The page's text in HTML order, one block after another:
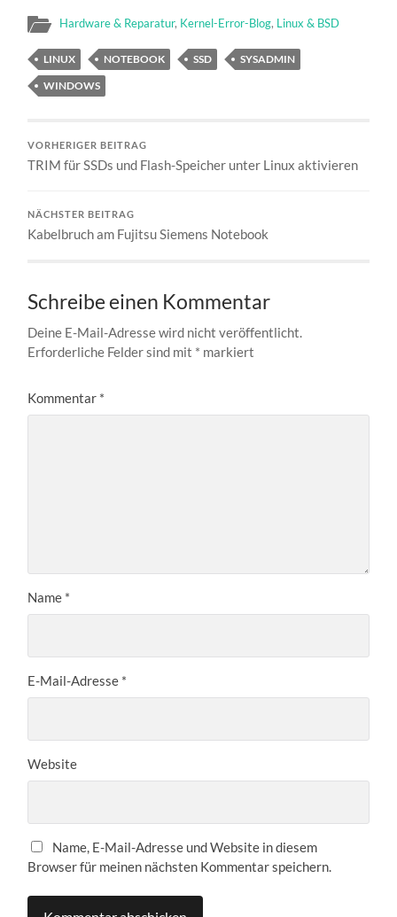
Hardware & Reparatur, Kernel-Error-Blog, Linux & BSD
LINUX NOTEBOOK SSD
SYSADMIN
WINDOWS
VORHERIGER BEITRAG
TRIM für SSDs und Flash-Speicher unter Linux aktivieren
NÄCHSTER BEITRAG
Kabelbruch am Fujitsu Siemens Notebook
Schreibe einen Kommentar
Deine E-Mail-Adresse wird nicht veröffentlicht.
Erforderliche Felder sind mit * markiert
Kommentar *
Name *
E-Mail-Adresse *
Website
Name, E-Mail-Adresse und Website in diesem
Browser für meinen nächsten Kommentar speichern.